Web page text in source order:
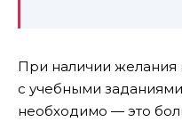
При наличии желания
с учебными
необходимо — это